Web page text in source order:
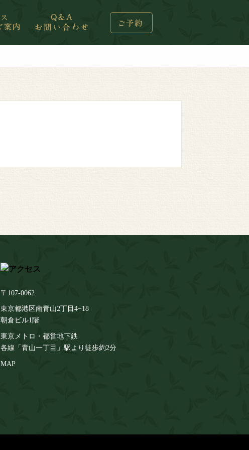
〒107-0062
東京都港区南青山2丁目4−18
朝倉ビル1階
東京メトロ・都営地下鉄
各線「青山一丁目」駅より徒歩約2分
MAP